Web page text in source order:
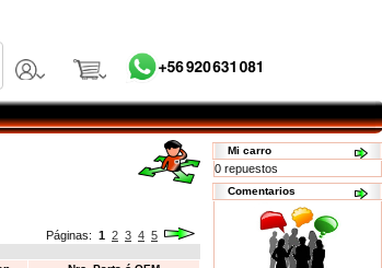
Páginas: 1 2 3 4 5
Mi carro
0 repuestos
Comentarios